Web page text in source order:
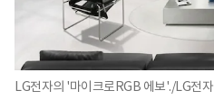
LG전자의 '마이크로RGB 에보'./LG전자